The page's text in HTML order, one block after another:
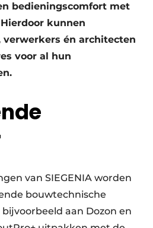
bedieningscomfort met
kunnen
én architecten
voor al hun
van SIEGENIA worden
bouwtechnische
aan Dozon en